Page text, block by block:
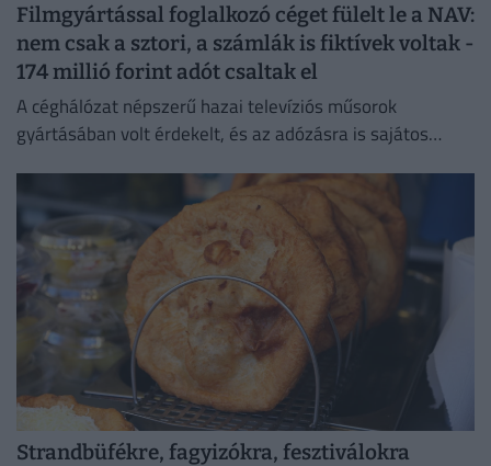
Filmgyártással foglalkozó céget fülelt le a NAV:
nem csak a sztori, a számlák is fiktívek voltak -
174 millió forint adót csaltak el
A céghálózat népszerű hazai televíziós műsorok
gyártásában volt érdekelt, és az adózásra is sajátos
Strandbüfékre, fagyizókra, fesztiválokra